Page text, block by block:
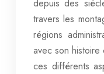
depuis des
travers les
régions
avec son
ces différents